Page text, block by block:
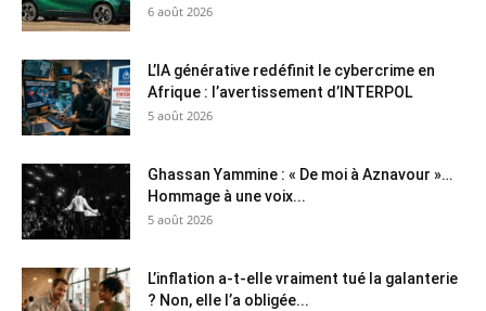
6 août 2026
L’IA générative redéfinit le cybercrime en
Afrique : l’avertissement d’INTERPOL
5 août 2026
Ghassan Yammine : « De moi à Aznavour »…
Hommage à une voix...
5 août 2026
L’inflation a-t-elle vraiment tué la galanterie
? Non, elle l’a obligée...